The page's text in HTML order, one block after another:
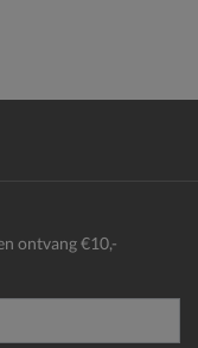
ontvang €10,-